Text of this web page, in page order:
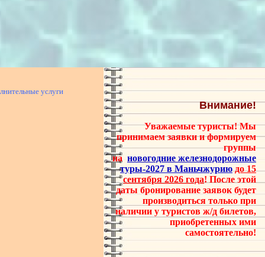
услуги
Внимание!
Уважаемые туристы! Мы
принимаем заявки и формируем
группы
на новогодние железнодорожные
туры-2027 в Маньчжурию до 15
сентября 2026 года! После этой
даты бронирование заявок будет
производиться только при
наличии у туристов ж/д билетов,
приобретенных ими
самостоятельно!